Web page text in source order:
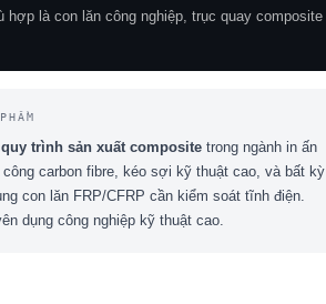
hợp là con lăn công nghiệp, trục quay composite
trình sản xuất composite trong ngành in ấn
công carbon fibre, kéo sợi kỹ thuật cao, và bất kỳ
con lăn FRP/CFRP cần kiểm soát tĩnh điện.
dụng công nghiệp kỹ thuật cao.